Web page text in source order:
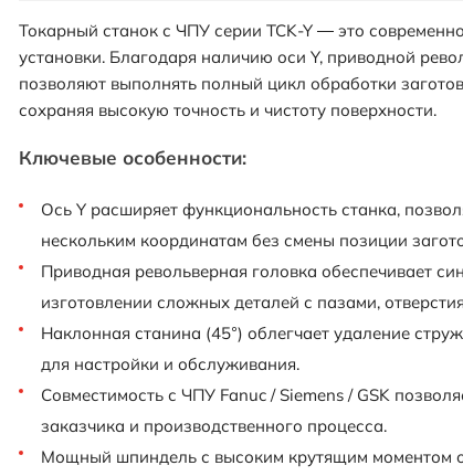
Токарный станок с ЧПУ серии TCK-Y — это
установки. Благодаря наличию оси Y, приводной
позволяют выполнять полный цикл обработки
сохраняя высокую точность и чистоту поверхности.
Ключевые особенности:
Ось Y расширяет функциональность станка,
нескольким координатам без смены позиции
Приводная револьверная головка обеспечивает
изготовлении сложных деталей с пазами,
Наклонная станина (45°) облегчает удаление
для настройки и обслуживания.
Совместимость с ЧПУ Fanuc / Siemens / GSK
заказчика и производственного процесса.
Мощный шпиндель с высоким крутящим моментом